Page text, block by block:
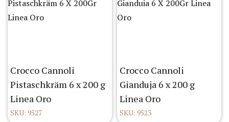
Crocco Cannoli
Pistaschkräm 6 x 200 g
Linea Oro
SKU: 9527
Crocco Cannoli
Gianduja 6 x 200 g
Linea Oro
SKU: 9523